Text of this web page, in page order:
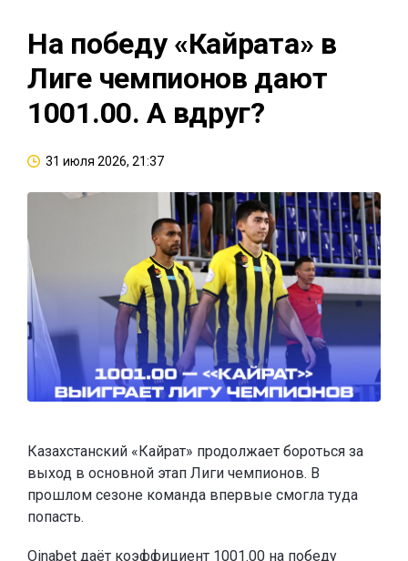
На победу «Кайрата» в
Лиге чемпионов дают
1001.00. А вдруг?
31 июля 2026, 21:37
Казахстанский «Кайрат» продолжает бороться за
выход в основной этап Лиги чемпионов. В
прошлом сезоне команда впервые смогла туда
попасть.
Oinabet даёт коэффициент 1001.00 на победу